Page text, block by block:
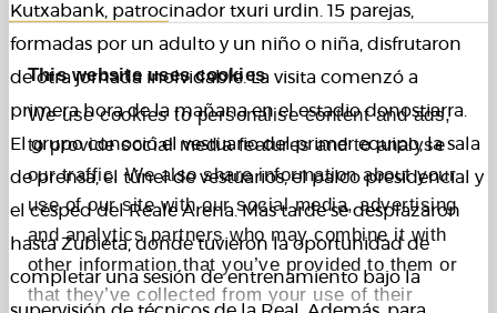
This website uses cookies
We use cookies to personalise content and ads,
to provide social media features and to analyse
our traffic. We also share information about your
use of our site with our social media, advertising
and analytics partners who may combine it with
other information that you’ve provided to them or
that they’ve collected from your use of their
Kutxabank, patrocinador txuri urdin. 15 parejas,
formadas por un adulto y un niño o niña, disfrutaron
de otra jornada inolvidable. La visita comenzó a
primera hora de la mañana en el estadio donostiarra.
El grupo conoció el vestuario del primer equipo, la sala
de prensa, el túnel de vestuarios, el palco presidencial y
el césped del Reale Arena. Más tarde se desplazaron
hasta Zubieta, donde tuvieron la oportunidad de
completar una sesión de entrenamiento bajo la